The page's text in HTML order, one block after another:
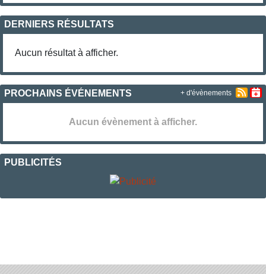
DERNIERS RÉSULTATS
Aucun résultat à afficher.
PROCHAINS ÉVÉNEMENTS
Aucun évènement à afficher.
+ d'évènements
PUBLICITÉS